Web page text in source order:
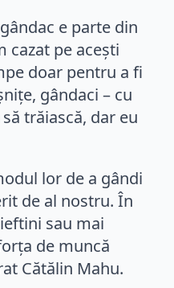
e parte din
cazat pe acești
doar pentru a fi
gândaci – cu
trăiască, dar eu
lor de a gândi
de al nostru. În
sau mai
de muncă
Cătălin Mahu.